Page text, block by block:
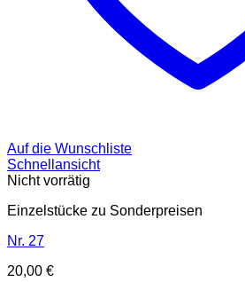
Auf die Wunschliste
Schnellansicht
Nicht vorrätig
Einzelstücke zu Sonderpreisen
Nr. 27
20,00 €